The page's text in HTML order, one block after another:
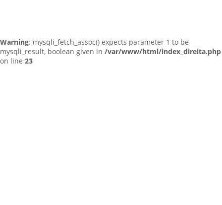
Warning: mysqli_fetch_assoc() expects parameter 1 to be
mysqli_result, boolean given in /var/www/html/index_direita.php
on line 23